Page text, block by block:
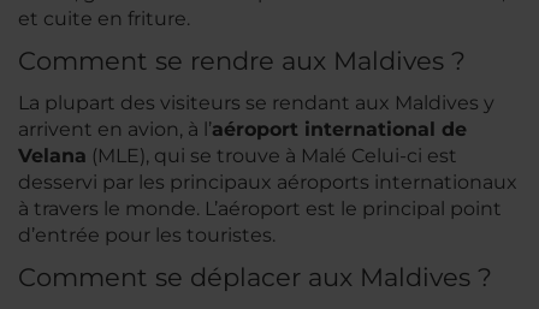
et cuite en friture.
Comment se rendre aux Maldives ?
La plupart des visiteurs se rendant aux Maldives y
arrivent en avion, à l’aéroport international de
Velana (MLE), qui se trouve à Malé Celui-ci est
desservi par les principaux aéroports internationaux
à travers le monde. L’aéroport est le principal point
d’entrée pour les touristes.
Comment se déplacer aux Maldives ?